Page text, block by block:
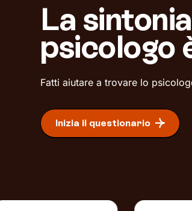
La
psicologo
Fatti aiutare a trovare lo
Inizia il questionario